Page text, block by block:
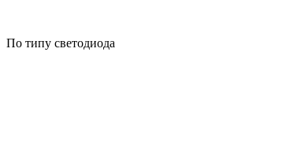
По типу светодиода